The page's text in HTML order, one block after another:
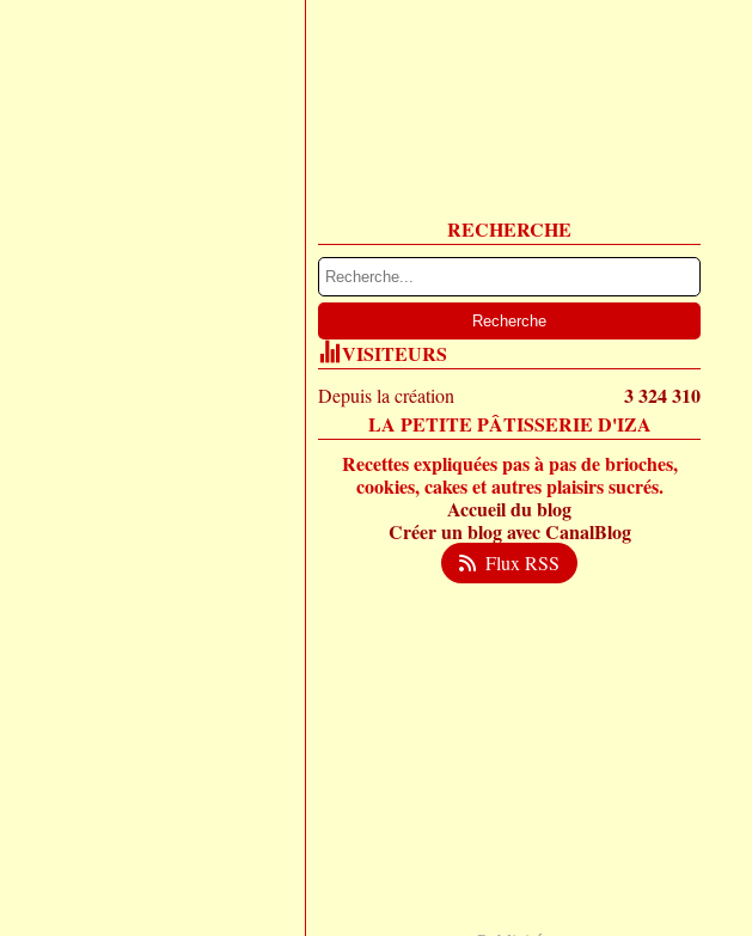
RECHERCHE
VISITEURS
Depuis la création
3 324 310
LA PETITE PÂTISSERIE D'IZA
Recettes expliquées pas à pas de brioches,
cookies, cakes et autres plaisirs sucrés.
Accueil du blog
Créer un blog avec CanalBlog
Flux RSS